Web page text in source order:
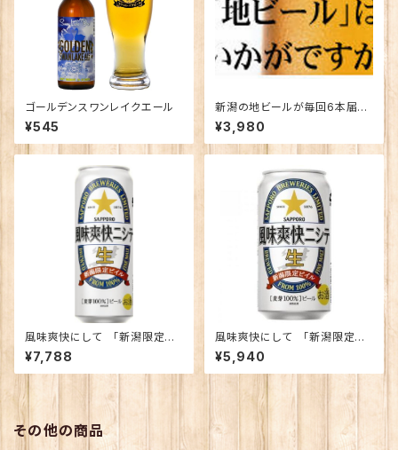
ゴールデンスワンレイクエール
¥545
新潟の地ビールが毎回6本届き
ます！【定期便】
¥3,980
風味爽快にして 「新潟限定ビ
イル」500缶 1ケース
¥7,788
風味爽快にして 「新潟限定ビ
イル」350缶 1ケース
¥5,940
その他の商品